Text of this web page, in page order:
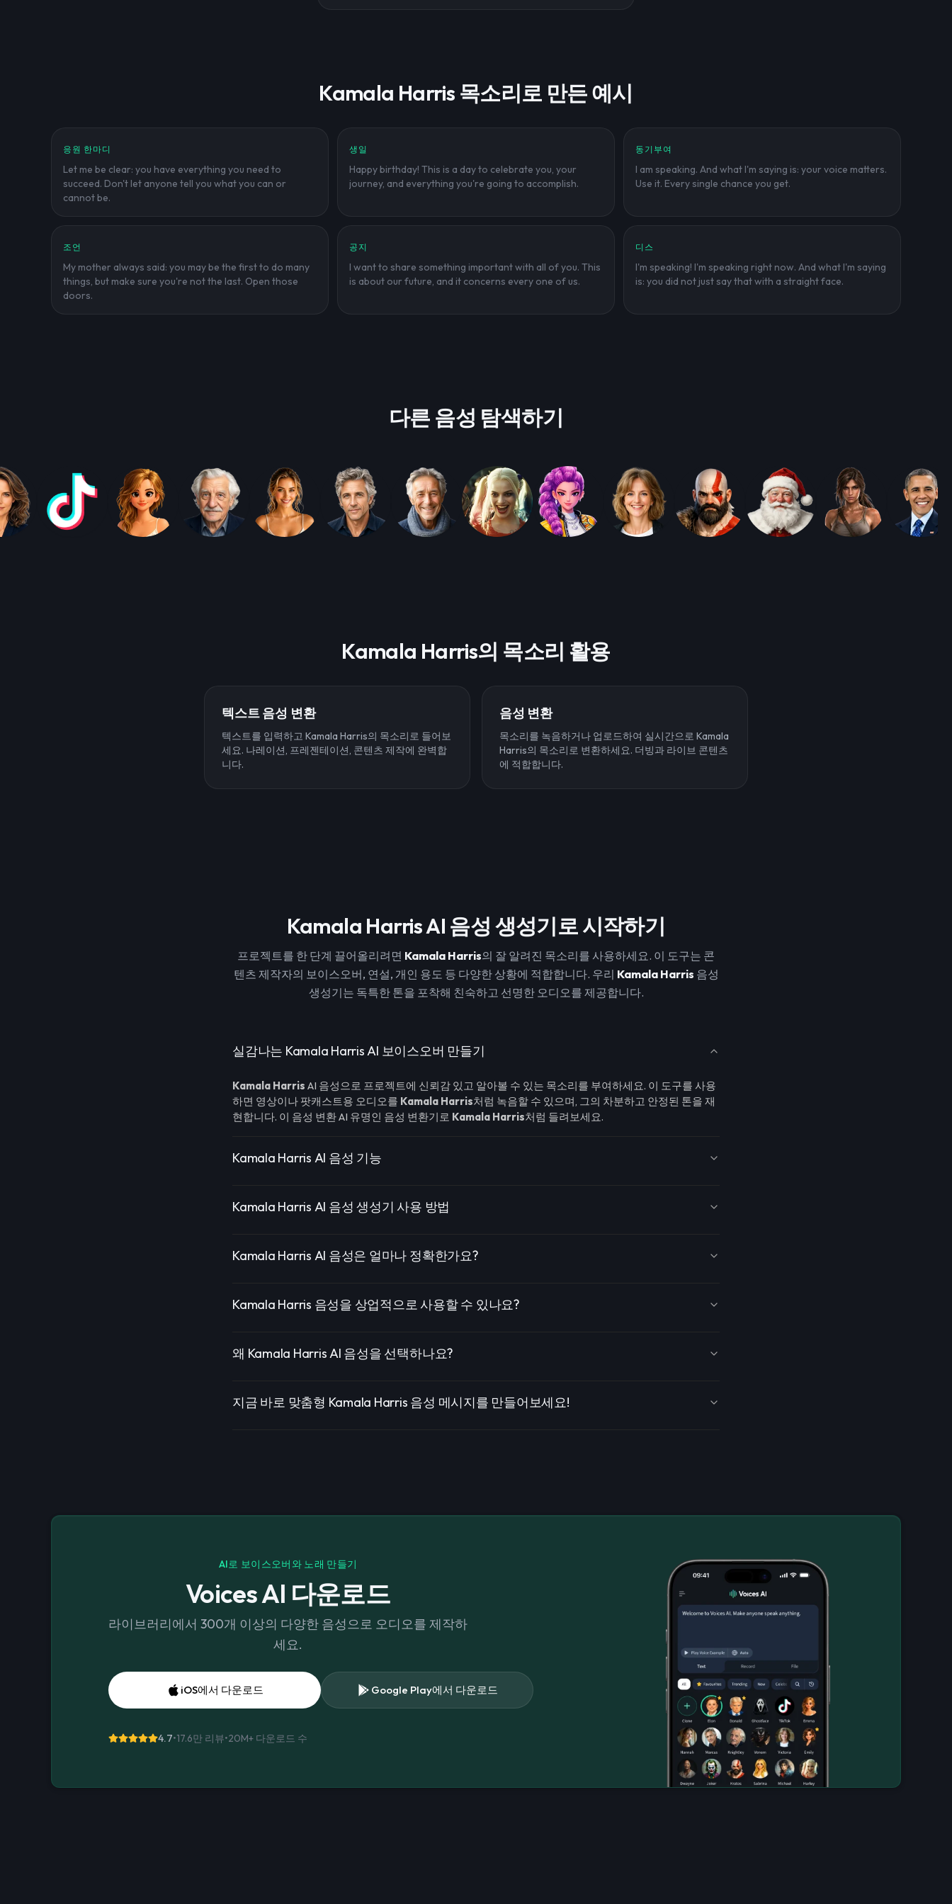
Kamala Harris 목소리로 만든 예시
응원 한마디
Let me be clear: you have everything you need to
succeed. Don't let anyone tell you what you can or
cannot be.
생일
Happy birthday! This is a day to celebrate you, your
journey, and everything you're going to accomplish.
동기부여
I am speaking. And what I'm saying is: your voice matters.
Use it. Every single chance you get.
조언
My mother always said: you may be the first to do many
things, but make sure you're not the last. Open those
doors.
공지
I want to share something important with all of you. This
is about our future, and it concerns every one of us.
디스
I'm speaking! I'm speaking right now. And what I'm saying
is: you did not just say that with a straight face.
다른 음성 탐색하기
Kamala Harris의 목소리 활용
텍스트 음성 변환
텍스트를 입력하고 Kamala Harris의 목소리로 들어보
세요. 나레이션, 프레젠테이션, 콘텐츠 제작에 완벽합
니다.
음성 변환
목소리를 녹음하거나 업로드하여 실시간으로 Kamala
Harris의 목소리로 변환하세요. 더빙과 라이브 콘텐츠
에 적합합니다.
Kamala Harris AI 음성 생성기로 시작하기
프로젝트를 한 단계 끌어올리려면 Kamala Harris의 잘 알려진 목소리를 사용하세요. 이 도구는 콘
텐츠 제작자의 보이스오버, 연설, 개인 용도 등 다양한 상황에 적합합니다. 우리 Kamala Harris 음성
생성기는 독특한 톤을 포착해 친숙하고 선명한 오디오를 제공합니다.
실감나는 Kamala Harris AI 보이스오버 만들기
Kamala Harris AI 음성으로 프로젝트에 신뢰감 있고 알아볼 수 있는 목소리를 부여하세요. 이 도구를 사용
하면 영상이나 팟캐스트용 오디오를 Kamala Harris처럼 녹음할 수 있으며, 그의 차분하고 안정된 톤을 재
현합니다. 이 음성 변환 AI 유명인 음성 변환기로 Kamala Harris처럼 들려보세요.
Kamala Harris AI 음성 기능
Kamala Harris AI 음성 생성기 사용 방법
Kamala Harris AI 음성은 얼마나 정확한가요?
Kamala Harris 음성을 상업적으로 사용할 수 있나요?
왜 Kamala Harris AI 음성을 선택하나요?
지금 바로 맞춤형 Kamala Harris 음성 메시지를 만들어보세요!
AI로 보이스오버와 노래 만들기
Voices AI 다운로드
라이브러리에서 300개 이상의 다양한 음성으로 오디오를 제작하
세요.
iOS에서 다운로드 Google Play에서 다운로드
4.7•17.6만 리뷰•20M+ 다운로드 수